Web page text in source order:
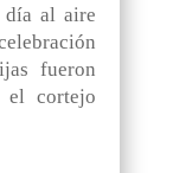
día al aire
fueron
el cortejo